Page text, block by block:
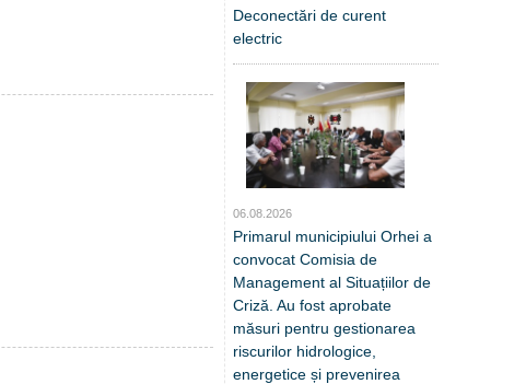
Deconectări de curent
electric
06.08.2026
Primarul municipiului Orhei a
convocat Comisia de
Management al Situațiilor de
Criză. Au fost aprobate
măsuri pentru gestionarea
riscurilor hidrologice,
energetice și prevenirea